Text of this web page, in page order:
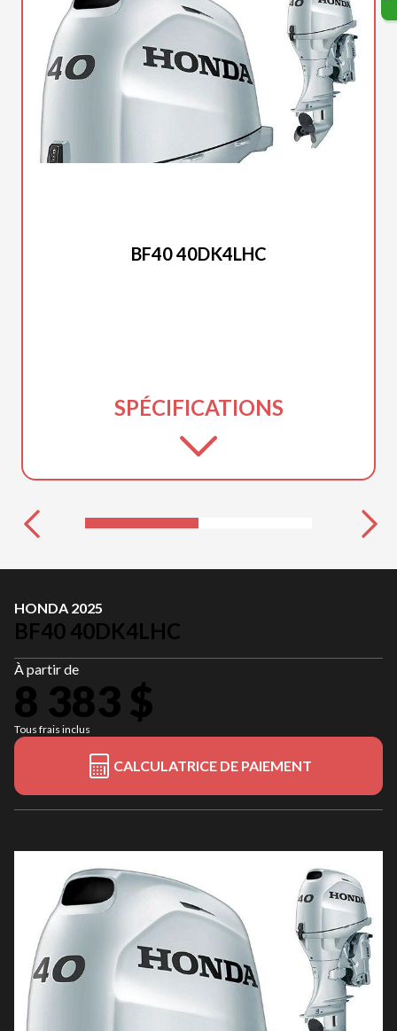
BF40 40DK4LHC
SPÉCIFICATIONS
HONDA 2025
BF40 40DK4LHC
À partir de
8 383 $
Tous frais inclus
CALCULATRICE DE PAIEMENT